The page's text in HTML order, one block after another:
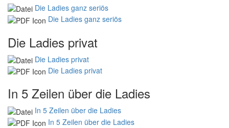
Die Ladies ganz seriös
Die Ladies ganz seriös
Die Ladies privat
Die Ladies privat
Die Ladies privat
In 5 Zeilen über die Ladies
In 5 Zeilen über die Ladies
In 5 Zeilen über die Ladies